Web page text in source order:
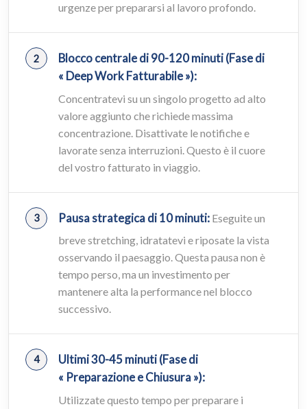
urgenze per prepararsi al lavoro profondo.
Blocco centrale di 90-120 minuti (Fase di
« Deep Work Fatturabile »):
Concentratevi su un singolo progetto ad alto
valore aggiunto che richiede massima
concentrazione. Disattivate le notifiche e
lavorate senza interruzioni. Questo è il cuore
del vostro fatturato in viaggio.
Pausa strategica di 10 minuti: Eseguite un
breve stretching, idratatevi e riposate la vista
osservando il paesaggio. Questa pausa non è
tempo perso, ma un investimento per
mantenere alta la performance nel blocco
successivo.
Ultimi 30-45 minuti (Fase di
« Preparazione e Chiusura »):
Utilizzate questo tempo per preparare i